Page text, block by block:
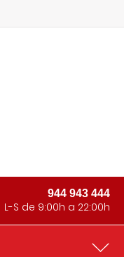
944 943 444
L-S de 9:00h a 22:00h